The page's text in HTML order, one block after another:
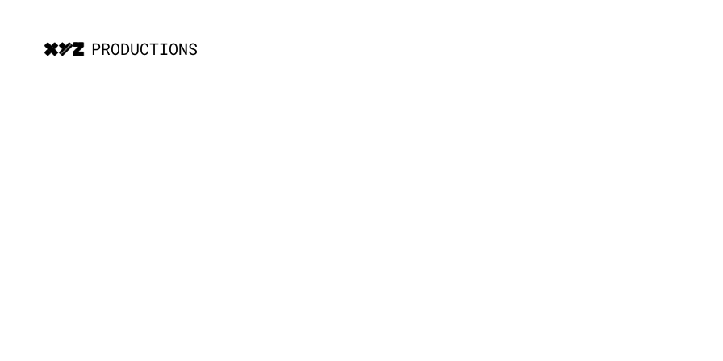
PRODUCTIONS